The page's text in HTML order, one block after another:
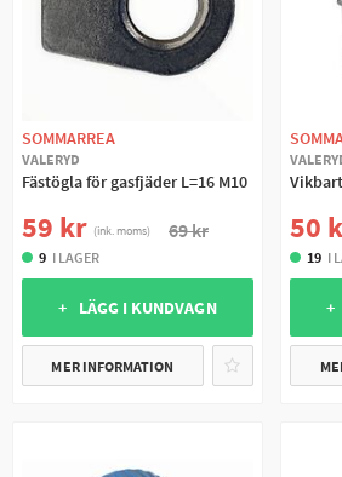
SOMMARREA
VALERYD
Fästögla för gasfjäder L=16 M10
59 kr (ink. moms) 69 kr
9 I LAGER
+ LÄGG I KUNDVAGN
MER INFORMATION
50
19 I
+